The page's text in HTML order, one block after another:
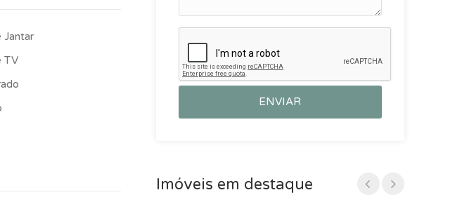
Jantar
TV
ENVIAR
Imóveis em destaque